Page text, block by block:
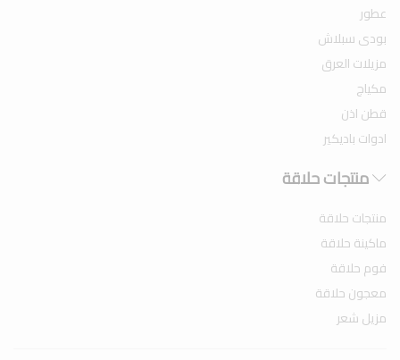
عطور
بودى سبلاش
مزيلات العرق
مكياج
قطن اذن
ادوات باديكير
منتجات حلاقة
منتجات حلاقة
ماكينة حلاقة
فوم حلاقة
معجون حلاقة
مزيل شعر